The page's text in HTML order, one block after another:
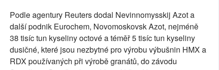
Podle agentury Reuters dodal Nevinnomysskij Azot a
další podnik Eurochem, Novomoskovsk Azot, nejméně
38 tisíc tun kyseliny octové a téměř 5 tisíc tun kyseliny
dusičné, které jsou nezbytné pro výrobu výbušnin HMX a
RDX používaných při výrobě granátů, do závodu